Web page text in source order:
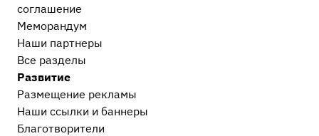
соглашение
Меморандум
Наши партнеры
Все разделы
Развитие
Размещение рекламы
Наши ссылки и баннеры
Благотворители